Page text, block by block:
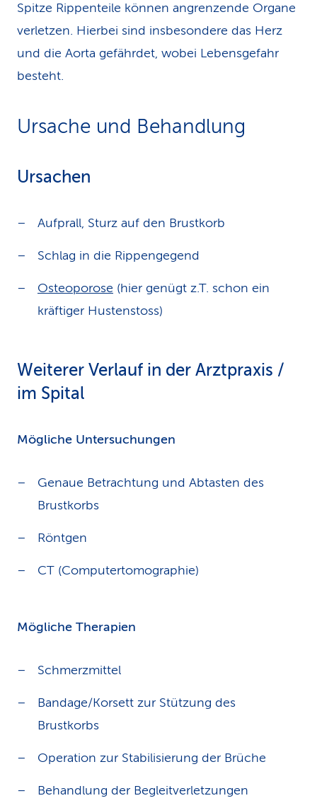
Spitze Rippenteile können angrenzende Organe
verletzen. Hierbei sind insbesondere das Herz
und die Aorta gefährdet, wobei Lebensgefahr
besteht.
Ursache und Behandlung
Ursachen
Aufprall, Sturz auf den Brustkorb
Schlag in die Rippengegend
Osteoporose (hier genügt z.T. schon ein
kräftiger Hustenstoss)
Weiterer Verlauf in der Arztpraxis /
im Spital
Mögliche Untersuchungen
Genaue Betrachtung und Abtasten des
Brustkorbs
Röntgen
CT (Computertomographie)
Mögliche Therapien
Schmerzmittel
Bandage/Korsett zur Stützung des
Brustkorbs
Operation zur Stabilisierung der Brüche
Behandlung der Begleitverletzungen